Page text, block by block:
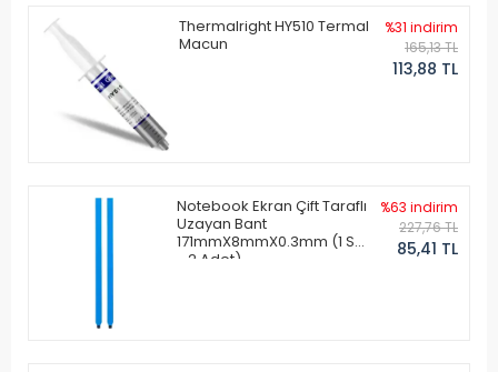
Thermalright HY510 Termal
Macun
%31 indirim
165,13 TL
113,88 TL
Notebook Ekran Çift Taraflı
Uzayan Bant
171mmX8mmX0.3mm (1 Set
- 2 Adet)
%63 indirim
227,76 TL
85,41 TL